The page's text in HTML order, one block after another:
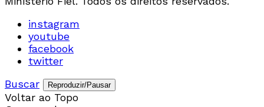
instagram
youtube
facebook
twitter
Buscar
Reproduzir/Pausar
Voltar ao Topo